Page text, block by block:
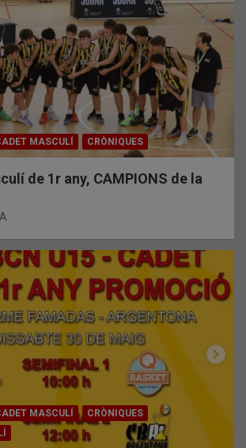
MASCULÍ CRÒNIQUES
de 1r any, CAMPIONS de la
MASCULÍ
CRÒNIQUES